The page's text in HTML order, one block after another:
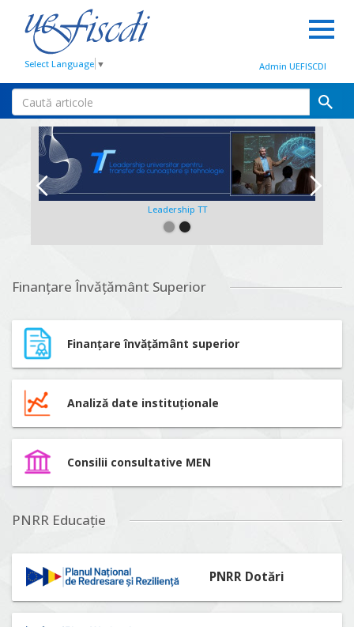
Select Language ▼ Admin UEFISCDI
Leadership TT
Finanțare Învățământ Superior
Finanțare învățământ superior
Analiză date instituționale
Consilii consultative MEN
PNRR Educație
PNRR Dotări